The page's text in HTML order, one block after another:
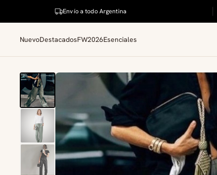
Envío a todo Argentina
NuevoDestacadosFW2026Esenciales